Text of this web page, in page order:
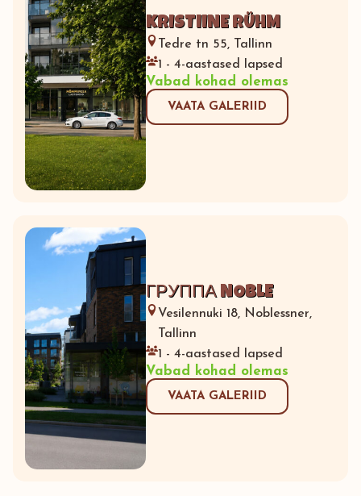
KRISTIINE RÜHM
Tedre tn 55, Tallinn
1 - 4-aastased lapsed
Vabad kohad olemas
VAATA GALERIID
ГРУППА NOBLE
Vesilennuki 18, Noblessner,
Tallinn
1 - 4-aastased lapsed
Vabad kohad olemas
VAATA GALERIID